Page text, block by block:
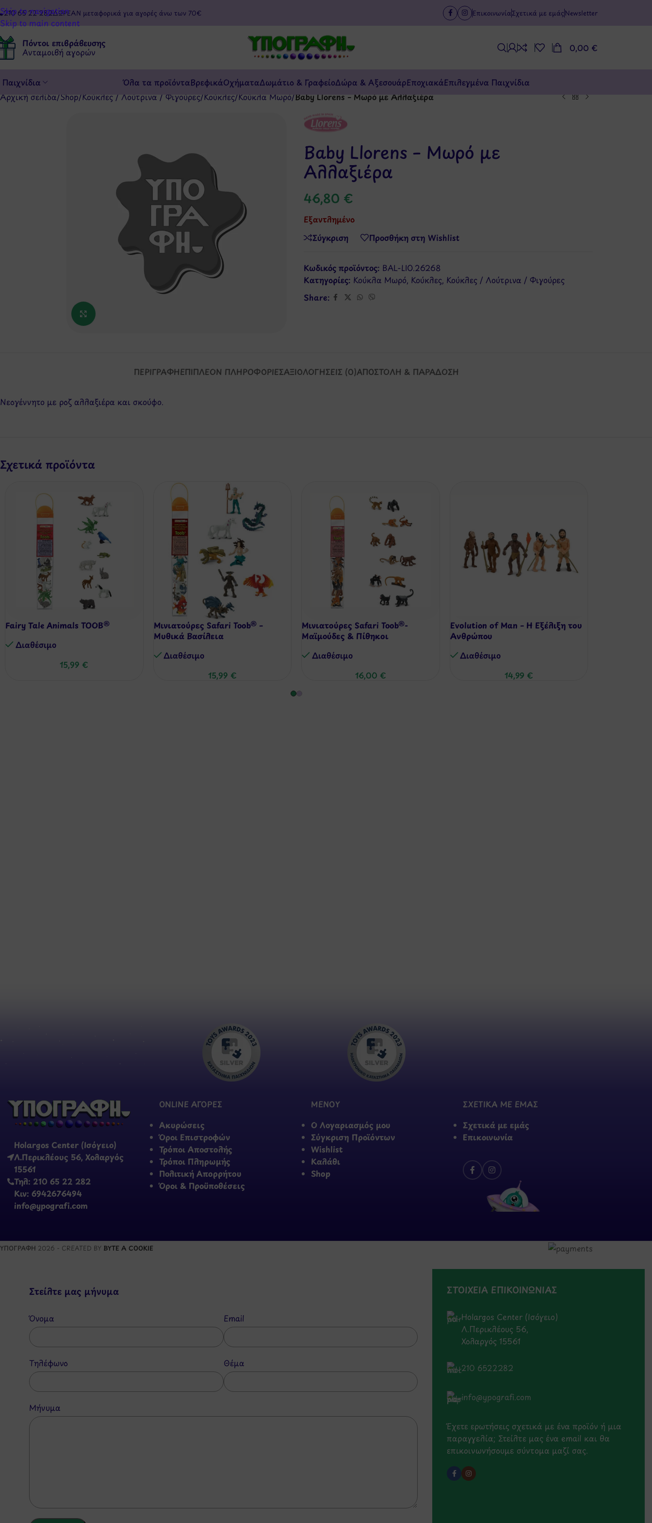
Skip to navigation
Skip to main content
210 65 22 282ΔΩΡΕΑΝ μεταφορικά για αγορές άνω των 70€ Επικοινωνία Σχετικά με εμάςNewsletter
Πόντοι επιβράβευσης
Ανταμοιβή αγορών 0,00 €
Παιχνίδια Όλα τα προϊόνταΒρεφικάΟχήματαΔωμάτιο & ΓραφείοΔώρα & ΑξεσουάρΕποχιακάΕπιλεγμένα Παιχνίδια
Αρχική σελίδα/Shop/Κούκλες / Λούτρινα / Φιγούρες/Κούκλες/Κούκλα Μωρό/Baby Llorens – Μωρό με Αλλαξιέρα
Baby Llorens – Μωρό με
Αλλαξιέρα
46,80 €
Εξαντλημένο
Σύγκριση
Προσθήκη στη Wishlist
Κωδικός προϊόντος: BAL-LIO.26268
Κατηγορίες: Κούκλα Μωρό, Κούκλες, Κούκλες / Λούτρινα / Φιγούρες
Share:
ΠΕΡΙΓΡΑΦΉΕΠΙΠΛΈΟΝ ΠΛΗΡΟΦΟΡΊΕΣΑΞΙΟΛΟΓΉΣΕΙΣ (0)ΑΠΟΣΤΟΛΉ & ΠΑΡΆΔΟΣΗ
Nεογέννητο με ροζ αλλαξιέρα και σκούφο.
Σχετικά προϊόντα
Fairy Tale Animals TOOB®
Διαθέσιμo
15,99€
Μινιατούρες Safari Toob® –
Μυθικά Βασίλεια
Διαθέσιμo
15,99 €
Μινιατούρες Safari Toob®-
Μαϊμούδες & Πίθηκοι
Διαθέσιμo
16,00 €
Evolution of Man – Η Εξέλιξη του
Ανθρώπου
Διαθέσιμo
14,99 €
Holargos Center (Ισόγειο)
Λ.Περικλέους 56, Χολαργός
15561
Τηλ: 210 65 22 282
Κιν: 6942676494
info@ypografi.com
ONLINE ΑΓΟΡΕΣ
Ακυρώσεις
Όροι Επιστροφών
Τρόποι Αποστολής
Τρόποι Πληρωμής
Πολιτική Απορρήτου
Όροι & Προϋποθέσεις
ΜΕΝΟΥ
Ο Λογαριασμός μου
Σύγκριση Προϊόντων
Wishlist
Καλάθι
Shop
ΣΧΕΤΙΚΑ ΜΕ ΕΜΑΣ
Σχετικά με εμάς
Επικοινωνία
ΥΠΟΓΡΑΦΗ 2026 - CREATED BY BYTE A COOKIE
Στείλτε μας μήνυμα
Όνομα Email
Τηλέφωνο Θέμα
Μήνυμα
ΣΤΟΙΧΕΙΑ ΕΠΙΚΟΙΝΩΝΙΑΣ
Holargos Center (Ισόγειο)
Λ.Περικλέους 56,
Χολαργός 15561
210 6522282
info@ypografi.com
Έχετε ερωτήσεις σχετικά με ένα προϊόν ή μια
παραγγελία; Στείλτε μας ένα email και θα
επικοινωνήσουμε σύντομα μαζί σας.